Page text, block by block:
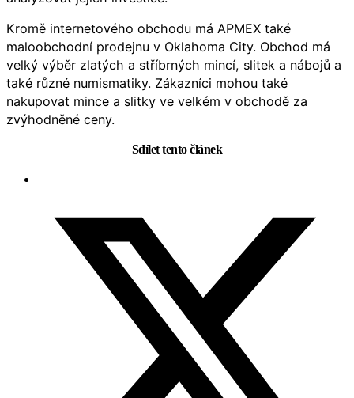
Kromě internetového obchodu má APMEX také
maloobchodní prodejnu v Oklahoma City. Obchod má
velký výběr zlatých a stříbrných mincí, slitek a nábojů a
také různé numismatiky. Zákazníci mohou také
nakupovat mince a slitky ve velkém v obchodě za
zvýhodněné ceny.
Sdílet tento článek